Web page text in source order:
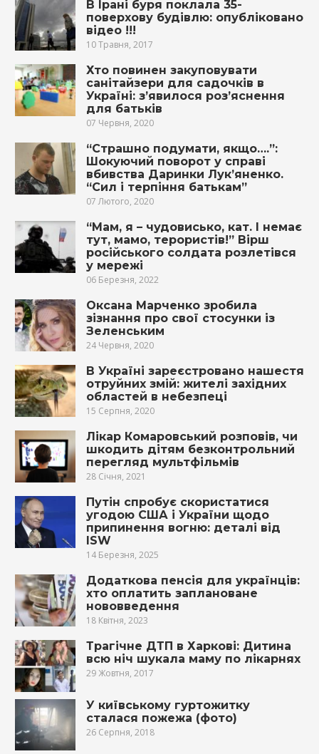
В Ірані буря поклала 35-
поверхову будівлю: опубліковано
відео !!!
10 Травня, 2017
Хто повинен закуповувати
санітайзери для садочків в
Україні: з’явилося роз’яснення
для батьків
07 Червня, 2020
“Страшно подумати, якщо….”:
Шокуючий поворот у справі
вбивства Даринки Лук’яненко.
“Сил і терпіння батькам”
07 Лютого, 2020
“Мам, я – чудовисько, кат. І немає
тут, мамо, терористів!” Вірш
російського солдата розлетівся
у мережі
06 Березня, 2022
Оксана Марченко зробила
зізнання про свої стосунки із
Зеленським
24 Червня, 2020
В Україні зареєстровано нашестя
отруйних змій: жителі західних
областей в небезпеці
15 Серпня, 2020
Лікар Комаровський розповів, чи
шкодить дітям безконтрольний
перегляд мультфільмів
28 Січня, 2021
Путін спробує скористатися
угодою США і України щодо
припинення вогню: деталі від
ISW
14 Березня, 2025
Додаткова пенсія для українців:
хто оплатить заплановане
нововведення
18 Квітня, 2023
Трагічне ДТП в Харкові: Дитина
всю ніч шукала маму по лікарнях
29 Жовтня, 2017
У київському гуртожитку
сталася пожежа (фото)
26 Серпня, 2018